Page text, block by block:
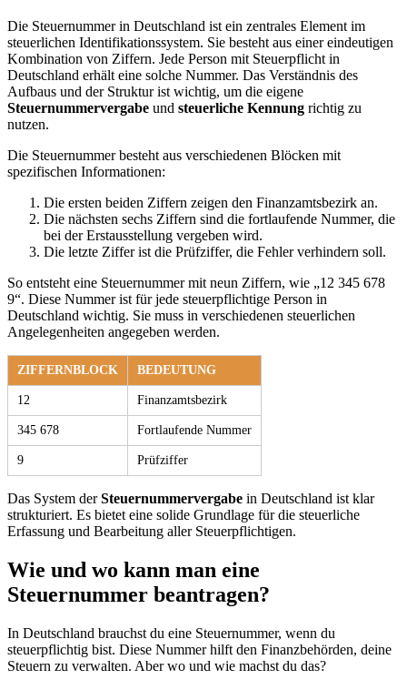
Die Steuernummer in Deutschland ist ein zentrales Element im
steuerlichen Identifikationssystem. Sie besteht aus einer eindeutigen
Kombination von Ziffern. Jede Person mit Steuerpflicht in
Deutschland erhält eine solche Nummer. Das Verständnis des
Aufbaus und der Struktur ist wichtig, um die eigene
Steuernummervergabe und steuerliche Kennung richtig zu
nutzen.
Die Steuernummer besteht aus verschiedenen Blöcken mit
spezifischen Informationen:
Die ersten beiden Ziffern zeigen den Finanzamtsbezirk an.
Die nächsten sechs Ziffern sind die fortlaufende Nummer, die
bei der Erstausstellung vergeben wird.
Die letzte Ziffer ist die Prüfziffer, die Fehler verhindern soll.
So entsteht eine Steuernummer mit neun Ziffern, wie „12 345 678
9“. Diese Nummer ist für jede steuerpflichtige Person in
Deutschland wichtig. Sie muss in verschiedenen steuerlichen
Angelegenheiten angegeben werden.
ZIFFERNBLOCK BEDEUTUNG
12 Finanzamtsbezirk
345 678 Fortlaufende Nummer
9 Prüfziffer
Das System derSteuernummervergabe in Deutschland ist klar
strukturiert. Es bietet eine solide Grundlage für die steuerliche
Erfassung und Bearbeitung aller Steuerpflichtigen.
Wie und wo kann man eine
Steuernummer beantragen?
In Deutschland brauchst du eine Steuernummer, wenn du
steuerpflichtig bist. Diese Nummer hilft den Finanzbehörden, deine
Steuern zu verwalten. Aber wo und wie machst du das?